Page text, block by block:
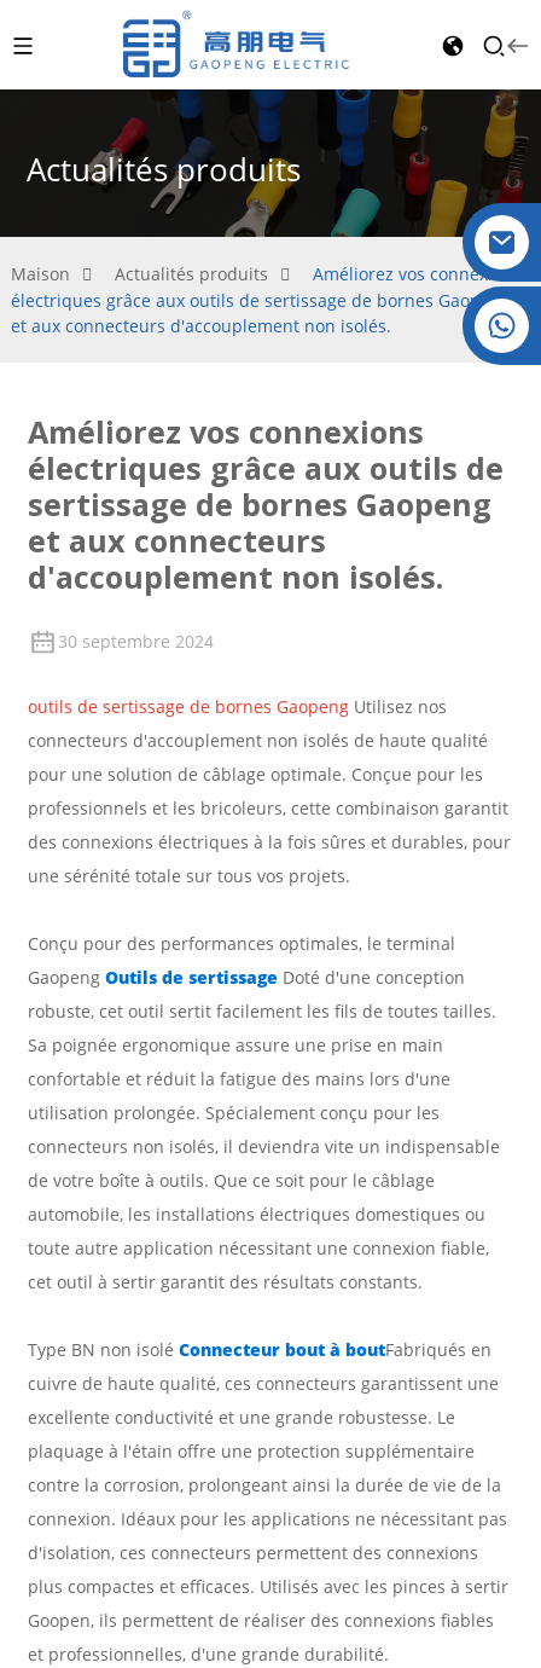
Cristal : +86 19032081821
Actualités produits
Maison Actualités produits
Améliorez vos connexions
électriques grâce aux outils de sertissage de bornes Gaopeng
et aux connecteurs d'accouplement non isolés.
Améliorez vos connexions
électriques grâce aux outils de
sertissage de bornes Gaopeng
et aux connecteurs
d'accouplement non isolés.
30 septembre 2024
outils de sertissage de bornes Gaopeng Utilisez nos
connecteurs d'accouplement non isolés de haute qualité
pour une solution de câblage optimale. Conçue pour les
professionnels et les bricoleurs, cette combinaison garantit
des connexions électriques à la fois sûres et durables, pour
une sérénité totale sur tous vos projets.
Conçu pour des performances optimales, le terminal
Gaopeng Outils de sertissage Doté d'une conception
robuste, cet outil sertit facilement les fils de toutes tailles.
Sa poignée ergonomique assure une prise en main
confortable et réduit la fatigue des mains lors d'une
utilisation prolongée. Spécialement conçu pour les
connecteurs non isolés, il deviendra vite un indispensable
de votre boîte à outils. Que ce soit pour le câblage
automobile, les installations électriques domestiques ou
toute autre application nécessitant une connexion fiable,
cet outil à sertir garantit des résultats constants.
Type BN non isolé Connecteur bout à boutFabriqués en
cuivre de haute qualité, ces connecteurs garantissent une
excellente conductivité et une grande robustesse. Le
plaquage à l'étain offre une protection supplémentaire
contre la corrosion, prolongeant ainsi la durée de vie de la
connexion. Idéaux pour les applications ne nécessitant pas
d'isolation, ces connecteurs permettent des connexions
plus compactes et efficaces. Utilisés avec les pinces à sertir
Goopen, ils permettent de réaliser des connexions fiables
et professionnelles, d'une grande durabilité.